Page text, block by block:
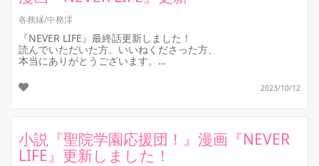
各務縁/中務澪
『NEVER LIFE』最終話更新しました！
読んでいただいた方、いいねくださった方、
本当にありがとうございます。
2023/10/12
小説『聖院学園応援団！』漫画『NEVER
LIFE』更新しました！